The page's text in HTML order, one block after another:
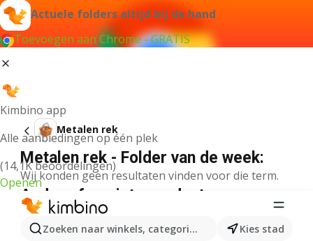
Actuele folders altijd bij de hand
Toevoegen aan Chrome - GRATIS
Kimbino app
Alle aanbiedingen op één plek
(14,1K beoordelingen)
Openen
Zoeken naar winkels, categorieën, producten...
Kies stad
Metalen rek
Metalen rek - Folder van de week:
Wij konden geen resultaten vinden voor die term.
Andere favoriete producten